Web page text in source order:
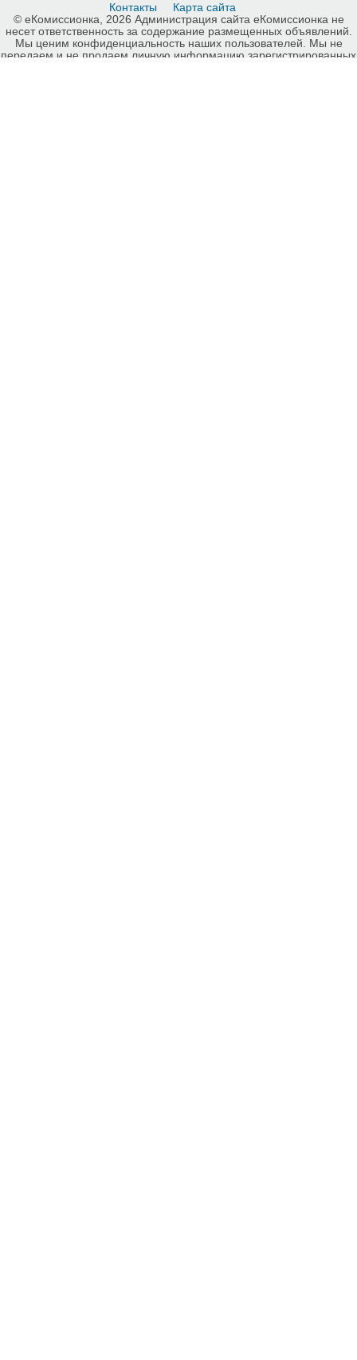
Контакты
Карта сайта
© еКомиссионка, 2026 Администрация сайта еКомиссионка не
несет ответственность за содержание размещенных объявлений.
Мы ценим конфиденциальность наших пользователей. Мы не
передаем и не продаем личную информацию зарегистрированных